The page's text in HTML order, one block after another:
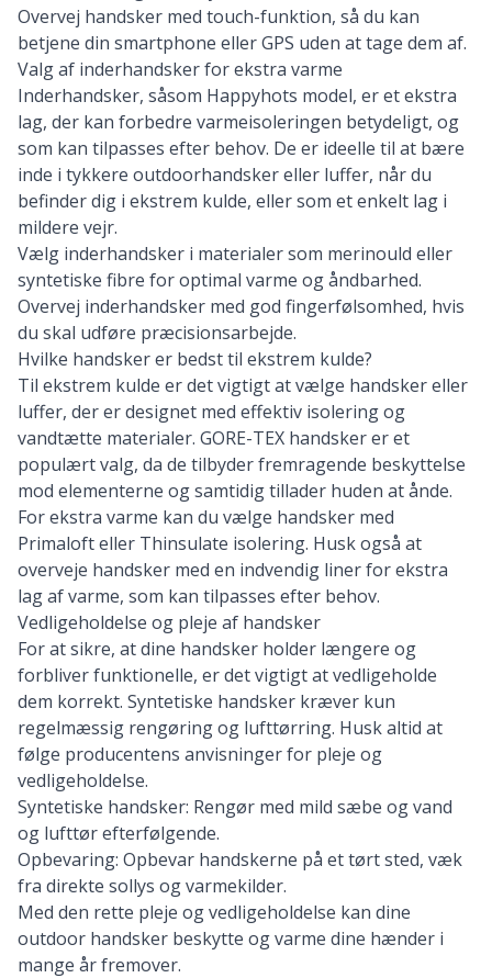
Overvej handsker med touch-funktion, så du kan
betjene din smartphone eller GPS uden at tage dem af.
Valg af inderhandsker for ekstra varme
Inderhandsker, såsom Happyhots model, er et ekstra
lag, der kan forbedre varmeisoleringen betydeligt, og
som kan tilpasses efter behov. De er ideelle til at bære
inde i tykkere outdoorhandsker eller luffer, når du
befinder dig i ekstrem kulde, eller som et enkelt lag i
mildere vejr.
Vælg inderhandsker i materialer som merinould eller
syntetiske fibre for optimal varme og åndbarhed.
Overvej inderhandsker med god fingerfølsomhed, hvis
du skal udføre præcisionsarbejde.
Hvilke handsker er bedst til ekstrem kulde?
Til ekstrem kulde er det vigtigt at vælge handsker eller
luffer, der er designet med effektiv isolering og
vandtætte materialer. GORE-TEX handsker er et
populært valg, da de tilbyder fremragende beskyttelse
mod elementerne og samtidig tillader huden at ånde.
For ekstra varme kan du vælge handsker med
Primaloft eller Thinsulate isolering. Husk også at
overveje handsker med en indvendig liner for ekstra
lag af varme, som kan tilpasses efter behov.
Vedligeholdelse og pleje af handsker
For at sikre, at dine handsker holder længere og
forbliver funktionelle, er det vigtigt at vedligeholde
dem korrekt. Syntetiske handsker kræver kun
regelmæssig rengøring og lufttørring. Husk altid at
følge producentens anvisninger for pleje og
vedligeholdelse.
Syntetiske handsker: Rengør med mild sæbe og vand
og lufttør efterfølgende.
Opbevaring: Opbevar handskerne på et tørt sted, væk
fra direkte sollys og varmekilder.
Med den rette pleje og vedligeholdelse kan dine
outdoor handsker beskytte og varme dine hænder i
mange år fremover.